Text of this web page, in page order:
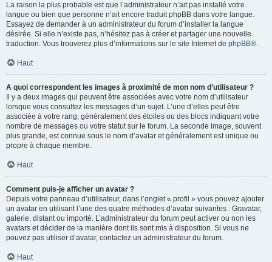
La raison la plus probable est que l’administrateur n’ait pas installé votre
langue ou bien que personne n’ait encore traduit phpBB dans votre langue.
Essayez de demander à un administrateur du forum d’installer la langue
désirée. Si elle n’existe pas, n’hésitez pas à créer et partager une nouvelle
traduction. Vous trouverez plus d’informations sur le site Internet de phpBB®.
Haut
A quoi correspondent les images à proximité de mon nom d’utilisateur ?
Il y a deux images qui peuvent être associées avec votre nom d’utilisateur
lorsque vous consultez les messages d’un sujet. L’une d’elles peut être
associée à votre rang, généralement des étoiles ou des blocs indiquant votre
nombre de messages ou votre statut sur le forum. La seconde image, souvent
plus grande, est connue sous le nom d’avatar et généralement est unique ou
propre à chaque membre.
Haut
Comment puis-je afficher un avatar ?
Depuis votre panneau d’utilisateur, dans l’onglet « profil » vous pouvez ajouter
un avatar en utilisant l’une des quatre méthodes d’avatar suivantes : Gravatar,
galerie, distant ou importé. L’administrateur du forum peut activer ou non les
avatars et décider de la manière dont ils sont mis à disposition. Si vous ne
pouvez pas utiliser d’avatar, contactez un administrateur du forum.
Haut